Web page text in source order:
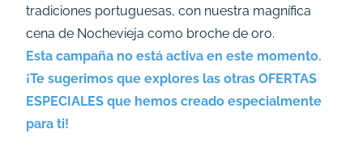
tradiciones portuguesas, con nuestra magnífica
cena de Nochevieja como broche de oro.
Esta campaña no está activa en este momento.
¡Te sugerimos que explores las otras OFERTAS
ESPECIALES que hemos creado especialmente
para ti!